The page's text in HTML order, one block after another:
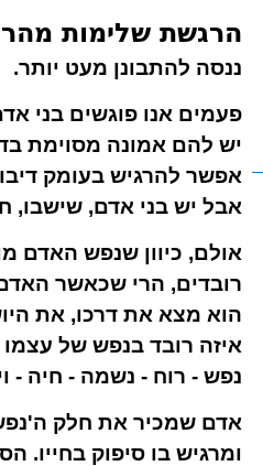
הרגשת שלימות
ננסה להתבונן מעט יותר.
פעמים אנו פוגשים בני
יש להם אמונה מסוימת
אפשר להרגיש בעומק
אבל יש בני אדם, שישבו,
אולם, כיוון שנפש האדם
רובדים, הרי שכאשר
הוא מצא את דרכו, את
איזה רובד בנפש של עצמו
נפש - רוח - נשמה - חיה -
אדם שמכיר את חלק
ומרגיש בו סיפוק